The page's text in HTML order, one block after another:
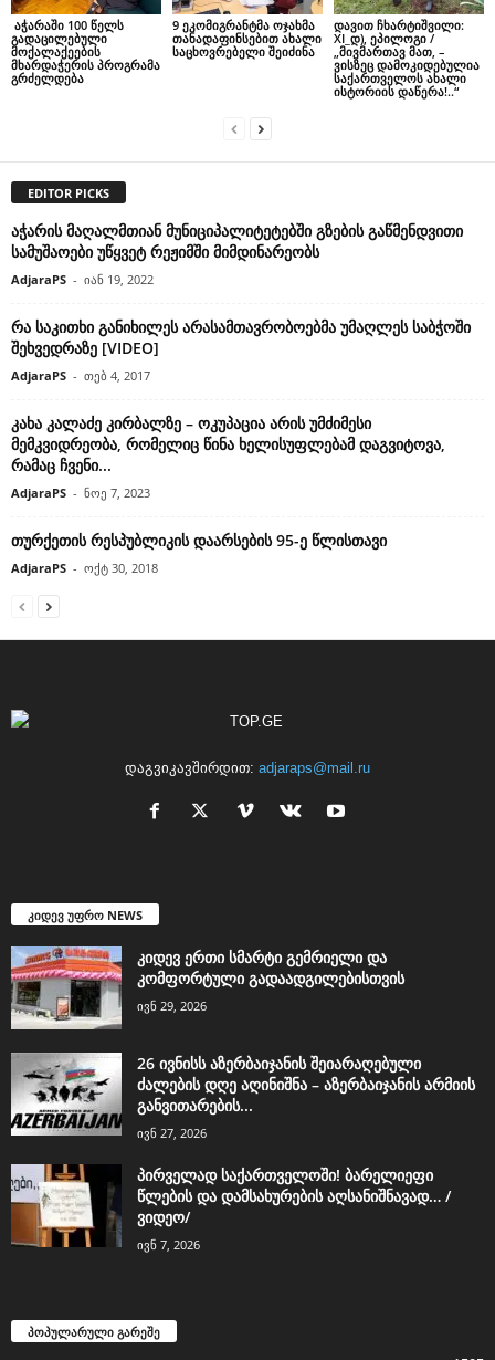
აჭარაში 100 წელს
გადაცილებული
მოქალაქეების
მხარდაჭერის პროგრამა
გრძელდება
9 ეკომიგრანტმა ოჯახმა
თანადაფინსებით ახალი
საცხოვრებელი შეიძინა
დავით ჩხარტიშვილი:
XI_დ), ეპილოგი /
„მივმართავ მათ, –
ვისზეც დამოკიდებულია
საქართველოს ახალი
ისტორიის დაწერა!..“
EDITOR PICKS
აჭარის მაღალმთიან მუნიციპალიტეტებში გზების გაწმენდვითი
სამუშაოები უწყვეტ რეჟიმში მიმდინარეობს
AdjaraPS - იან 19, 2022
რა საკითხი განიხილეს არასამთავრობოებმა უმაღლეს საბჭოში
შეხვედრაზე [VIDEO]
AdjaraPS - თებ 4, 2017
კახა კალაძე კირბალზე – ოკუპაცია არის უმძიმესი
მემკვიდრეობა, რომელიც წინა ხელისუფლებამ დაგვიტოვა,
რამაც ჩვენი...
AdjaraPS - ნოე 7, 2023
თურქეთის რესპუბლიკის დაარსების 95-ე წლისთავი
AdjaraPS - ოქტ 30, 2018
დაგვიკავშირდით: adjaraps@mail.ru
კიდევ უფრო NEWS
კიდევ ერთი სმარტი გემრიელი და
კომფორტული გადაადგილებისთვის
ივნ 29, 2026
26 ივნისს აზერბაიჯანის შეიარაღებული
ძალების დღე აღინიშნა – აზერბაიჯანის არმიის
განვითარების...
ივნ 27, 2026
პირველად საქართველოში! ბარელიეფი
წლების და დამსახურების აღსანიშნავად… /
ვიდეო/
ივნ 7, 2026
პოპულარული გარეშე